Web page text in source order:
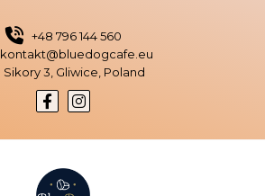
+48 796 144 560
kontakt@bluedogcafe.eu
Sikory 3, Gliwice, Poland